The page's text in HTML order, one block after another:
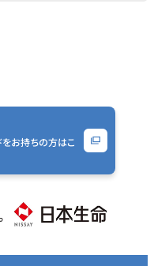
をお持ちの方はこ